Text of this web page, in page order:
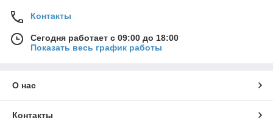
Контакты
Сегодня работает с 09:00 до 18:00
Показать весь график работы
О нас
Контакты